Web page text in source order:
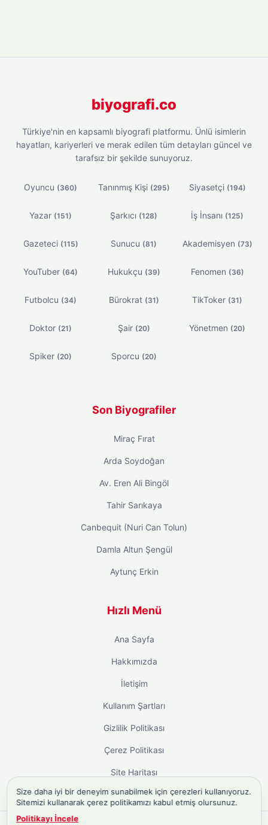
biyografi.co
Türkiye'nin en kapsamlı biyografi platformu. Ünlü isimlerin
hayatları, kariyerleri ve merak edilen tüm detayları güncel ve
tarafsız bir şekilde sunuyoruz.
Oyuncu (360) Tanınmış Kişi (295) Siyasetçi (194)
Yazar (151) Şarkıcı (128) İş İnsanı (125)
Gazeteci (115) Sunucu (81) Akademisyen (73)
YouTuber (64) Hukukçu (39) Fenomen (36)
Futbolcu (34) Bürokrat (31) TikToker (31)
Doktor (21) Şair (20) Yönetmen (20)
Spiker (20) Sporcu (20)
Son Biyografiler
Miraç Fırat
Arda Soydoğan
Av. Eren Ali Bingöl
Tahir Sarıkaya
Canbequit (Nuri Can Tolun)
Damla Altun Şengül
Aytunç Erkin
Hızlı Menü
Ana Sayfa
Hakkımızda
İletişim
Kullanım Şartları
Gizlilik Politikası
Çerez Politikası
Site Haritası
Size daha iyi bir deneyim sunabilmek için çerezleri kullanıyoruz.
Sitemizi kullanarak çerez politikamızı kabul etmiş olursunuz.
Politikayı İncele